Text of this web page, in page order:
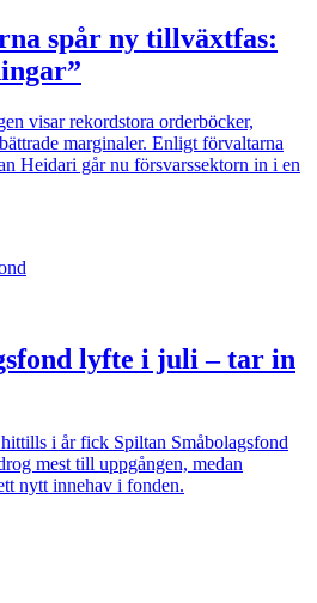
spår ny tillväxtfas:
visar rekordstora orderböcker,
marginaler. Enligt förvaltarna
Heidari går nu försvarssektorn in i en
lyfte i juli – tar in
i år fick Spiltan Småbolagsfond
mest till uppgången, medan
nytt innehav i fonden.